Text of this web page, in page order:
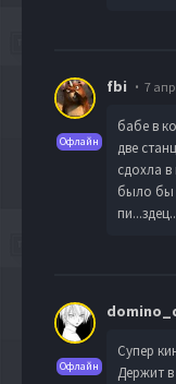
Офлайн
fbi 7
бабе в
две
сдохла
было бы
Офлайн
Супер
Держит